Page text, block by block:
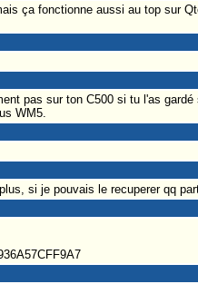
ça fonctionne aussi au top sur
pas sur ton C500 si tu l'as gardé
WM5.
si je pouvais le recuperer qq